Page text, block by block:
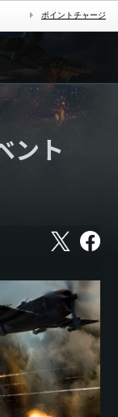
ポイントチャージ
ント
X フ
ェ
ス
ブ
ッ
ク